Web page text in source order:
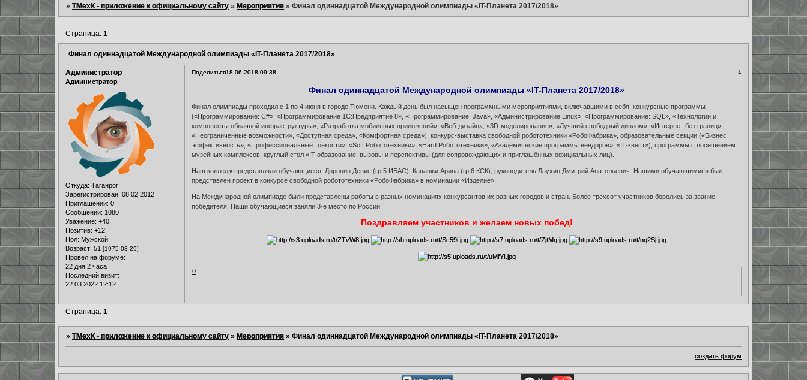
»ТМехК - приложение к официальному сайту » Мероприятия »Финал одиннадцатой Международной олимпиады «IT-Планета 2017/2018»
Финал одиннадцатой Международной олимпиады «IT-Планета 2017/2018»
Страница:1
Поделиться 1
18.06.2018 09:38
Администратор
Администратор
Откуда: Таганрог
Зарегистрирован: 08.02.2012
Приглашений: 0
Сообщений: 1080
Уважение: +40
Позитив: +12
Пол: Мужской
Возраст: 51 [1975-03-29]
Провел на форуме:
22 дня 2 часа
Последний визит:
22.03.2022 12:12
Финал одиннадцатой Международной олимпиады «IT-Планета 2017/2018»
Финал олимпиады проходил с 1 по 4 июня в городе Тюмени. Каждый день был насыщен программными мероприятиями, включавшими в себя: конкурсные программы
(«Программирование: C#», «Программирование 1C:Предприятие 8», «Программирование: Java», «Администрирование Linux», «Программирование: SQL», «Технологии и
компоненты облачной инфраструктуры», «Разработка мобильных приложений», «Веб-дизайн», «3D-моделирование», «Лучший свободный диплом», «Интернет без границ»,
«Неограниченные возможности», «Доступная среда», «Комфортная среда»), конкурс-выставка свободной робототехники «РобоФабрика», образовательные секции («Бизнес
эффективность», «Профессиональные тонкости», «Soft Робототехники», «Hard Робототехники», «Академические программы вендоров», «IT-квест»), программы с посещением
музейных комплексов, круглый стол «IT-образование: вызовы и перспективы (для сопровождающих и приглашённых официальных лиц).
Наш колледж представляли обучающиеся: Доронин Денис (гр.5 ИБАС), Капанжи Арина (гр.6 КСК), руководитель Лаухин Дмитрий Анатольевич. Нашими обучающимися был
представлен проект в конкурсе свободной робототехники «РобоФабрика» в номинации «Изделие»
На Международной олимпиаде были представлены работы в разных номинациях конкурсантов их разных городов и стран. Более трехсот участников боролись за звание
победителя. Наши обучающиеся заняли 3-е место по России.
Поздравляем участников и желаем новых побед!
0
Страница:1
»ТМехК - приложение к официальному сайту » Мероприятия »Финал одиннадцатой Международной олимпиады «IT-Планета 2017/2018»
создать форум